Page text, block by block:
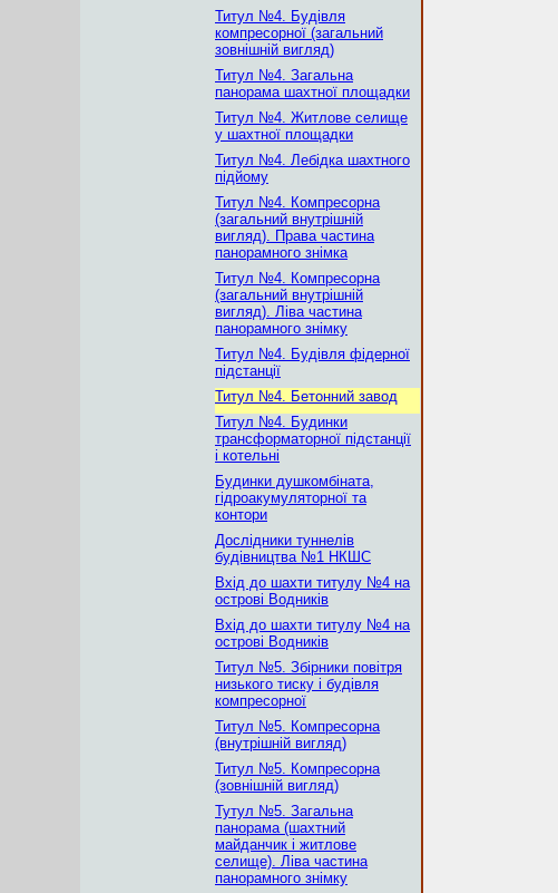
Титул №4. Будівля
компресорної (загальний
зовнішній вигляд)
Титул №4. Загальна
панорама шахтної площадки
Титул №4. Житлове селище
у шахтної площадки
Титул №4. Лебідка шахтного
підйому
Титул №4. Компресорна
(загальний внутрішній
вигляд). Права частина
панорамного знімка
Титул №4. Компресорна
(загальний внутрішній
вигляд). Ліва частина
панорамного знімку
Титул №4. Будівля фідерної
підстанції
Титул №4. Бетонний завод
Титул №4. Будинки
трансформаторної підстанції
і котельні
Будинки душкомбіната,
гідроакумуляторної та
контори
Дослідники туннелів
будівництва №1 НКШС
Вхід до шахти титулу №4 на
острові Водників
Вхід до шахти титулу №4 на
острові Водників
Титул №5. Збірники повітря
низького тиску і будівля
компресорної
Титул №5. Компресорна
(внутрішній вигляд)
Титул №5. Компресорна
(зовнішній вигляд)
Тутул №5. Загальна
панорама (шахтний
майданчик і житлове
селище). Ліва частина
панорамного знімку